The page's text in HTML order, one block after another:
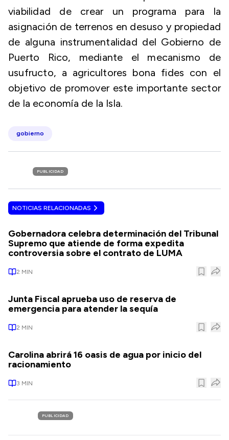
viabilidad de crear un programa para la
asignación de terrenos en desuso y propiedad
de alguna instrumentalidad del Gobierno de
Puerto Rico, mediante el mecanismo de
usufructo, a agricultores bona fides con el
objetivo de promover este importante sector
de la economía de la Isla.
gobierno
PUBLICIDAD
NOTICIAS RELACIONADAS
Gobernadora celebra determinación del Tribunal
Supremo que atiende de forma expedita
controversia sobre el contrato de LUMA
2 MIN
Junta Fiscal aprueba uso de reserva de
emergencia para atender la sequía
2 MIN
Carolina abrirá 16 oasis de agua por inicio del
racionamiento
3 MIN
PUBLICIDAD